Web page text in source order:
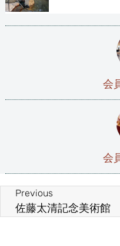
会
会
Previous
佐藤太清記念美術館